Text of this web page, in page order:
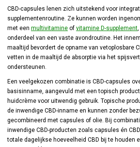
CBD-capsules lenen zich uitstekend voor
supplementenroutine. Ze kunnen worden
met een multivitamine of vitamine D-supplement
onderdeel van een vaste avondroutine. Het
maaltijd bevordert de opname van vetoplosbare
vetten in de maaltijd de absorptie via het
ondersteunen.
Een veelgekozen combinatie is CBD-capsules
basisinname, aangevuld met een topisch
huidcrème voor uitwendig gebruik. Topische
de inwendige CBD-inname en kunnen zonder
gecombineerd met capsules of olie. Bij
inwendige CBD-producten zoals capsules én
totale dagelijkse hoeveelheid CBD bij te houden